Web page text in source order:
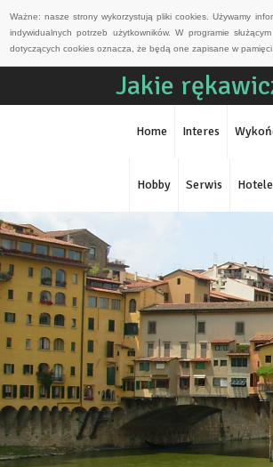
Ważne: nasze strony wykorzystują pliki cookies. Używamy
indywidualnych potrzeb użytkowników. W programie
dotyczących cookies oznacza, że będą one zapisane w pamięci
Jakie
Home Interes
Hobby Serwis Hotele